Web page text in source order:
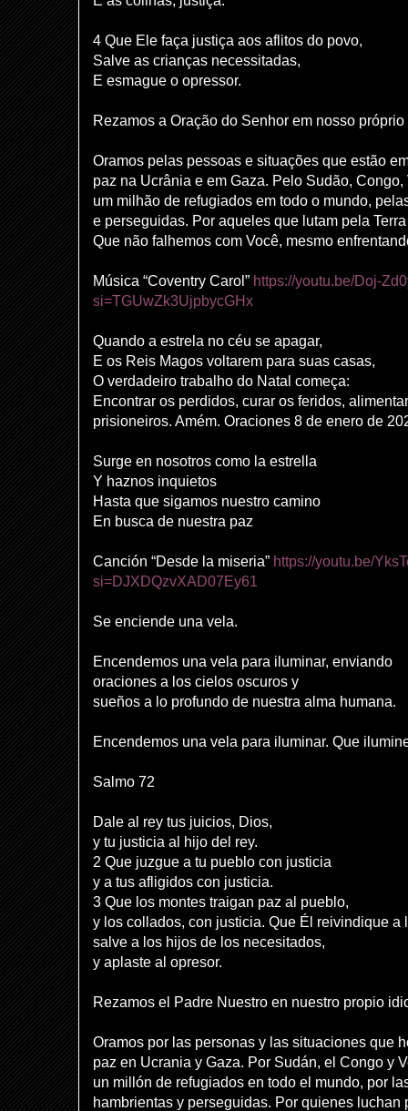
4 Que Ele faça justiça aos aflitos do povo,
Salve as crianças necessitadas,
E esmague o opressor.
Rezamos a Oração do Senhor em nosso
Oramos pelas pessoas e situações que estão
paz na Ucrânia e em Gaza. Pelo Sudão,
um milhão de refugiados em todo o mundo,
e perseguidas. Por aqueles que lutam pela
Que não falhemos com Você, mesmo
Música “Coventry Carol” https://youtu.be/Doj-
si=TGUwZk3UjpbycGHx
Quando a estrela no céu se apagar,
E os Reis Magos voltarem para suas casas,
O verdadeiro trabalho do Natal começa:
Encontrar os perdidos, curar os feridos,
prisioneiros. Amém. Oraciones 8 de enero de
Surge en nosotros como la estrella
Y haznos inquietos
Hasta que sigamos nuestro camino
En busca de nuestra paz
Canción “Desde la miseria” https://youtu.be/
si=DJXDQzvXAD07Ey61
Se enciende una vela.
Encendemos una vela para iluminar, enviando
oraciones a los cielos oscuros y
sueños a lo profundo de nuestra alma humana.
Encendemos una vela para iluminar. Que
Salmo 72
Dale al rey tus juicios, Dios,
y tu justicia al hijo del rey.
2 Que juzgue a tu pueblo con justicia
y a tus afligidos con justicia.
3 Que los montes traigan paz al pueblo,
y los collados, con justicia. Que Él reivindique a
salve a los hijos de los necesitados,
y aplaste al opresor.
Rezamos el Padre Nuestro en nuestro propio
Oramos por las personas y las situaciones que
paz en Ucrania y Gaza. Por Sudán, el Congo y
un millón de refugiados en todo el mundo, por
hambrientas y perseguidas. Por quienes luchan